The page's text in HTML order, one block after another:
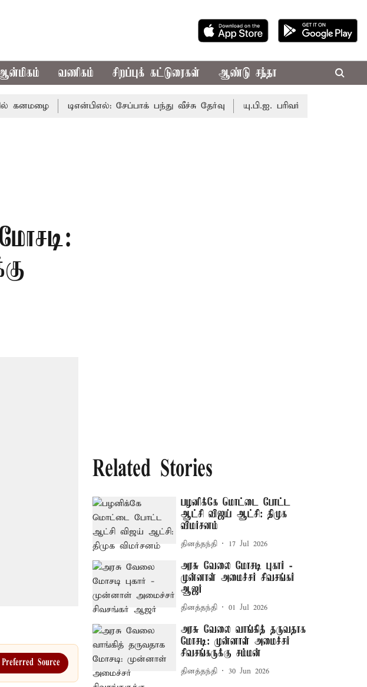
வணிகம் சிறப்புக் கட்டுரைகள் ஆண்டு சந்தா
டிஎன்பிஎல்: சேப்பாக் பந்து வீச்சு தேர்வு யு.பி.ஐ. பரிவர்த்தனைக்கு
Source
Related Stories
பழனிக்கே மொட்டை போட்ட
ஆட்சி விஜய் ஆட்சி: திமுக
விமர்சனம்
தினத்தந்தி 17 Jul 2026
அரசு வேலை மோசடி புகார் -
முன்னாள் அமைச்சர் சிவசங்கர்
ஆஜர்
தினத்தந்தி 01 Jul 2026
அரசு வேலை வாங்கித் தருவதாக
மோசடி: முன்னாள் அமைச்சர்
சிவசங்கருக்கு சம்மன்
தினத்தந்தி 30 Jun 2026